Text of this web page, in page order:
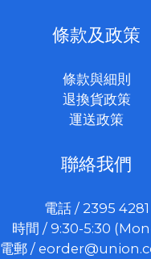
條款及政策
條款與細則
退換貨政策
運送政策
聯絡我們
電話 / 2395 4281
時間 / 9:30-5:30
電郵 /